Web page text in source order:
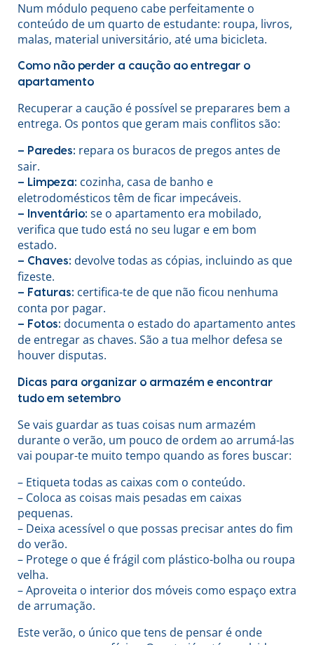
Num módulo pequeno cabe perfeitamente o
conteúdo de um quarto de estudante: roupa, livros,
malas, material universitário, até uma bicicleta.
Como não perder a caução ao entregar o
apartamento
Recuperar a caução é possível se preparares bem a
entrega. Os pontos que geram mais conflitos são:
– Paredes: repara os buracos de pregos antes de
sair.
– Limpeza: cozinha, casa de banho e
eletrodomésticos têm de ficar impecáveis.
– Inventário: se o apartamento era mobilado,
verifica que tudo está no seu lugar e em bom
estado.
– Chaves: devolve todas as cópias, incluindo as que
fizeste.
– Faturas: certifica-te de que não ficou nenhuma
conta por pagar.
– Fotos: documenta o estado do apartamento antes
de entregar as chaves. São a tua melhor defesa se
houver disputas.
Dicas para organizar o armazém e encontrar
tudo em setembro
Se vais guardar as tuas coisas num armazém
durante o verão, um pouco de ordem ao arrumá-las
vai poupar-te muito tempo quando as fores buscar:
– Etiqueta todas as caixas com o conteúdo.
– Coloca as coisas mais pesadas em caixas
pequenas.
– Deixa acessível o que possas precisar antes do fim
do verão.
– Protege o que é frágil com plástico-bolha ou roupa
velha.
– Aproveita o interior dos móveis como espaço extra
de arrumação.
Este verão, o único que tens de pensar é onde